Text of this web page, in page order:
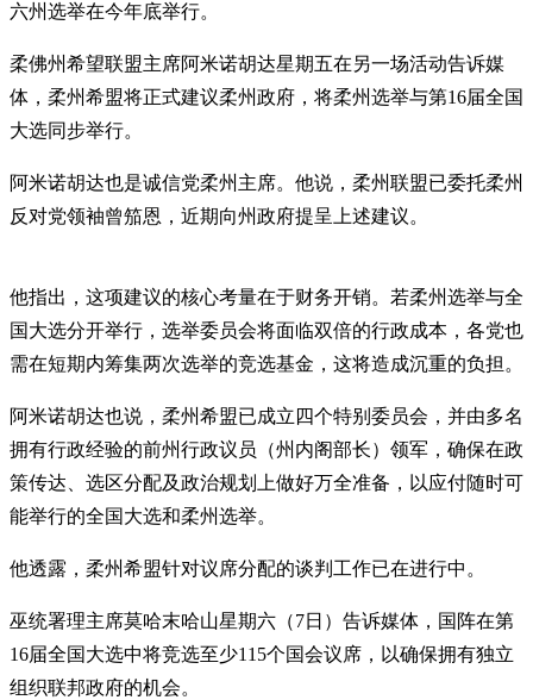
六州选举在今年底举行。
柔佛州希望联盟主席阿米诺胡达星期五在另一场活动告诉媒
体，柔州希盟将正式建议柔州政府，将柔州选举与第16届全国
大选同步举行。
阿米诺胡达也是诚信党柔州主席。他说，柔州联盟已委托柔州
反对党领袖曾笳恩，近期向州政府提呈上述建议。
他指出，这项建议的核心考量在于财务开销。若柔州选举与全
国大选分开举行，选举委员会将面临双倍的行政成本，各党也
需在短期内筹集两次选举的竞选基金，这将造成沉重的负担。
阿米诺胡达也说，柔州希盟已成立四个特别委员会，并由多名
拥有行政经验的前州行政议员（州内阁部长）领军，确保在政
策传达、选区分配及政治规划上做好万全准备，以应付随时可
能举行的全国大选和柔州选举。
他透露，柔州希盟针对议席分配的谈判工作已在进行中。
巫统署理主席莫哈末哈山星期六（7日）告诉媒体，国阵在第
16届全国大选中将竞选至少115个国会议席，以确保拥有独立
组织联邦政府的机会。